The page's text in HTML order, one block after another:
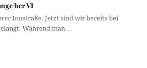
her VI
Innstraße. Jetzt sind wir bereits bei
Während man…